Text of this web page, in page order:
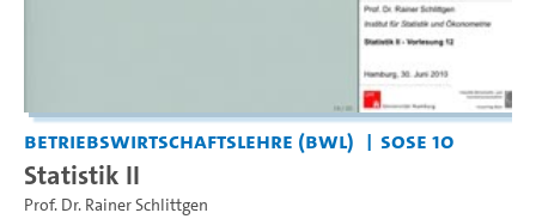
Betriebswirtschaftslehre (BWL) SoSe 10
Statistik II
Prof. Dr. Rainer Schlittgen